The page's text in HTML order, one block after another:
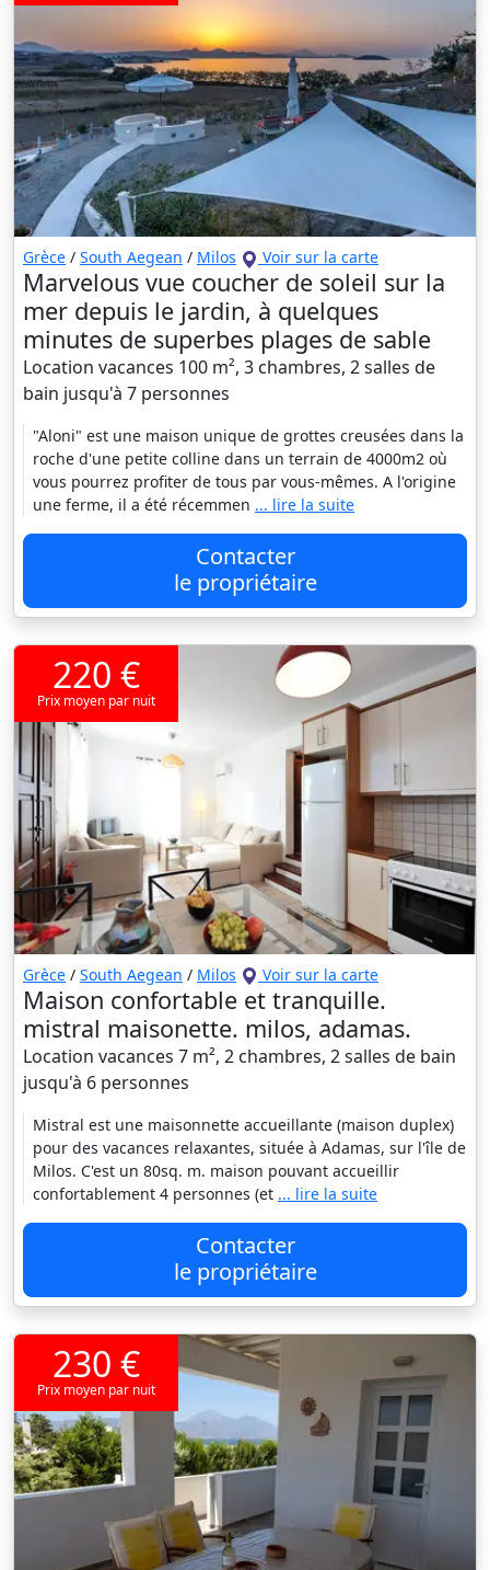
Grèce / South Aegean / Milos Voir sur la carte
Marvelous vue coucher de soleil sur la
mer depuis le jardin, à quelques
minutes de superbes plages de sable
Location vacances 100 m², 3 chambres, 2 salles de
bain jusqu'à 7 personnes
"Aloni" est une maison unique de grottes creusées dans la
roche d'une petite colline dans un terrain de 4000m2 où
vous pourrez profiter de tous par vous-mêmes. A l'origine
une ferme, il a été récemmen ... lire la suite
Contacter
le propriétaire
220 €
Prix moyen par nuit
Grèce / South Aegean / Milos Voir sur la carte
Maison confortable et tranquille.
mistral maisonette. milos, adamas.
Location vacances 7 m², 2 chambres, 2 salles de bain
jusqu'à 6 personnes
Mistral est une maisonnette accueillante (maison duplex)
pour des vacances relaxantes, située à Adamas, sur l'île de
Milos. C'est un 80sq. m. maison pouvant accueillir
confortablement 4 personnes (et ... lire la suite
Contacter
le propriétaire
230 €
Prix moyen par nuit